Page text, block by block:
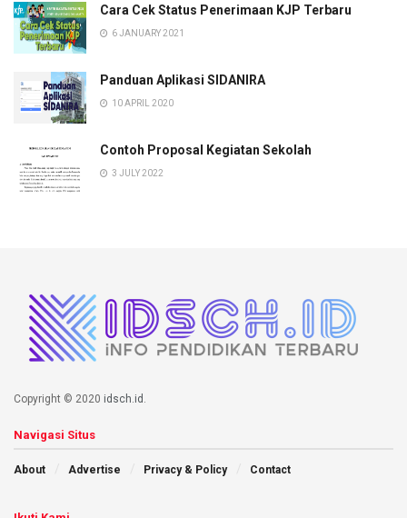
Cara Cek Status Penerimaan KJP Terbaru
6 JANUARY 2021
Panduan Aplikasi SIDANIRA
10 APRIL 2020
Contoh Proposal Kegiatan Sekolah
3 JULY 2022
Copyright © 2020 idsch.id .
Navigasi Situs
About Advertise Privacy & Policy Contact